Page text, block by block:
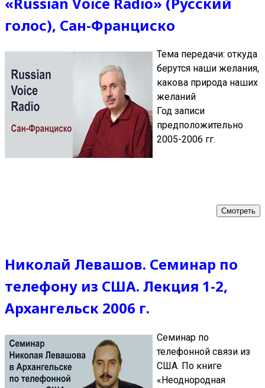
голос), Сан-Франциско
Тема передачи: откуда
берутся наши желания,
какова природа наших
желаний
Год записи
предположительно
2005-2006 гг.
Смотреть
Николай Левашов. Семинар по
телефону из США. Лекция 1-2,
Архангельск 2006 г.
Семинар по
телефонной связи из
США. По книге
«Неоднородная